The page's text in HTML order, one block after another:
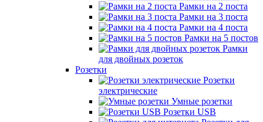
Рамки на 2 поста
Рамки на 3 поста
Рамки на 4 поста
Рамки на 5 постов
Рамки
для двойных розеток
Розетки
Розетки
электрические
Умные розетки
Розетки USB